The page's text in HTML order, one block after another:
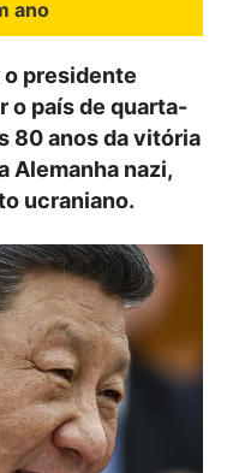
ano
o presidente
o país de quarta-
80 anos da vitória
Alemanha nazi,
ucraniano.